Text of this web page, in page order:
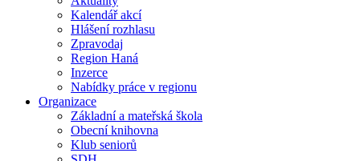
Kalendář akcí
Hlášení rozhlasu
Zpravodaj
Region Haná
Inzerce
Nabídky práce v regionu
Organizace
Základní a mateřská škola
Obecní knihovna
Klub seniorů